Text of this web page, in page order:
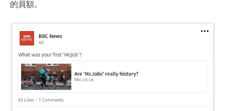
的員額。